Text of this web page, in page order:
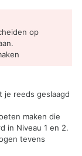
op
je reeds geslaagd
maken die
in Niveau 1 en 2.
tevens